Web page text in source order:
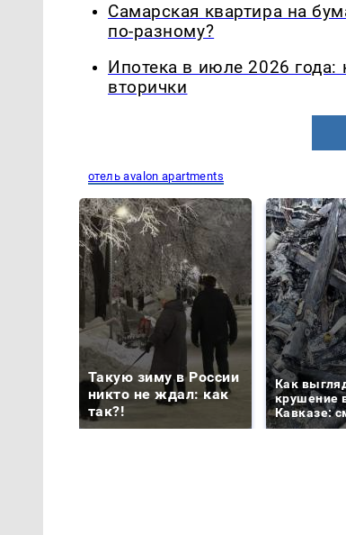
Самарская квартира на
по-разному?
Ипотека в июле 2026
вторички
отель avalon apartments
Такую зиму в России
никто не ждал: как
так?!
Как
крушение
Кавказе: